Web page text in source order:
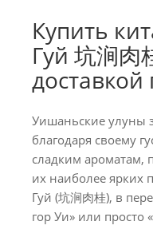
Купить
Гуй 坑涧肉
доставкой
Уишаньские улуны
благодаря своему
сладким ароматам,
их наиболее ярких
Гуй (坑涧肉桂), в
гор Уи» или просто